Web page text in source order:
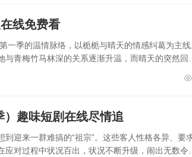
线免费看
一季的温情脉络，以栀栀与晴天的情感纠葛为主线
青梅竹马林深的关系逐渐升温，而晴天的突然回归
）趣味短剧在线尽情追
迎来一群难搞的“祖宗”。这些客人性格各异、要
对过程中状况百出，状况不断升级，闹出无数令人